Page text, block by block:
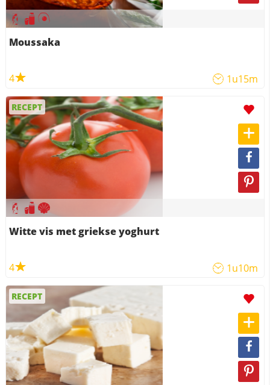
Moussaka
4 1u15m
RECEPT
Witte vis met griekse yoghurt
4 1u10m
RECEPT